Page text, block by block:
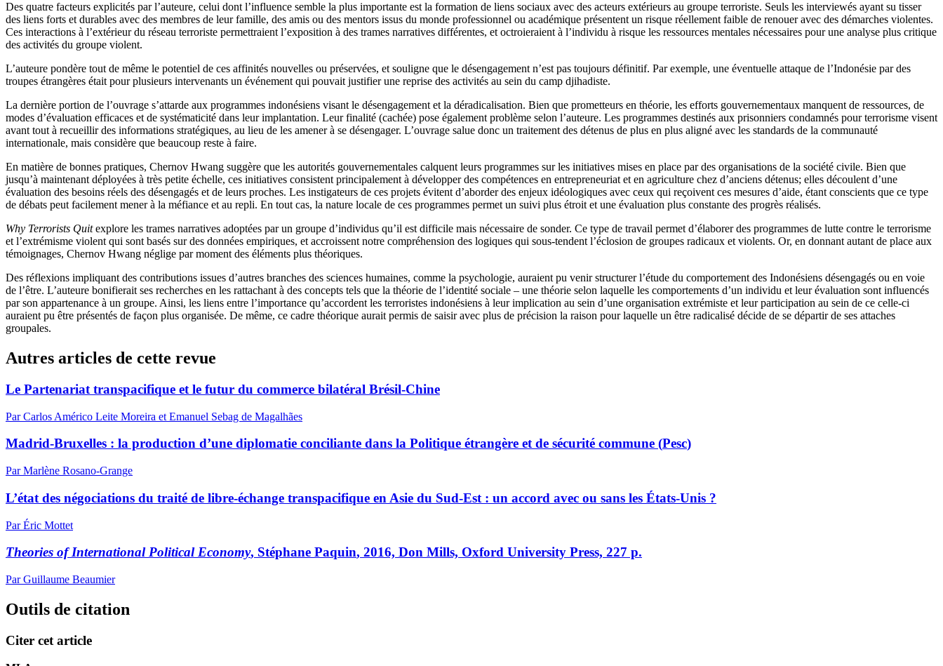
Des quatre facteurs explicités par l’auteure, celui dont l’influence semble la plus importante est la formation de liens sociaux avec des acteurs extérieurs au groupe terroriste. Seuls les interviewés ayant su tisser
des liens forts et durables avec des membres de leur famille, des amis ou des mentors issus du monde professionnel ou académique présentent un risque réellement faible de renouer avec des démarches violentes.
Ces interactions à l’extérieur du réseau terroriste permettraient l’exposition à des trames narratives différentes, et octroieraient à l’individu à risque les ressources mentales nécessaires pour une analyse plus critique
des activités du groupe violent.
L’auteure pondère tout de même le potentiel de ces affinités nouvelles ou préservées, et souligne que le désengagement n’est pas toujours définitif. Par exemple, une éventuelle attaque de l’Indonésie par des
troupes étrangères était pour plusieurs intervenants un événement qui pouvait justifier une reprise des activités au sein du camp djihadiste.
La dernière portion de l’ouvrage s’attarde aux programmes indonésiens visant le désengagement et la déradicalisation. Bien que prometteurs en théorie, les efforts gouvernementaux manquent de ressources, de
modes d’évaluation efficaces et de systématicité dans leur implantation. Leur finalité (cachée) pose également problème selon l’auteure. Les programmes destinés aux prisonniers condamnés pour terrorisme visent
avant tout à recueillir des informations stratégiques, au lieu de les amener à se désengager. L’ouvrage salue donc un traitement des détenus de plus en plus aligné avec les standards de la communauté
internationale, mais considère que beaucoup reste à faire.
En matière de bonnes pratiques, Chernov Hwang suggère que les autorités gouvernementales calquent leurs programmes sur les initiatives mises en place par des organisations de la société civile. Bien que
jusqu’à maintenant déployées à très petite échelle, ces initiatives consistent principalement à développer des compétences en entrepreneuriat et en agriculture chez d’anciens détenus; elles découlent d’une
évaluation des besoins réels des désengagés et de leurs proches. Les instigateurs de ces projets évitent d’aborder des enjeux idéologiques avec ceux qui reçoivent ces mesures d’aide, étant conscients que ce type
de débats peut facilement mener à la méfiance et au repli. En tout cas, la nature locale de ces programmes permet un suivi plus étroit et une évaluation plus constante des progrès réalisés.
Why Terrorists Quitexplore les trames narratives adoptées par un groupe d’individus qu’il est difficile mais nécessaire de sonder. Ce type de travail permet d’élaborer des programmes de lutte contre le terrorisme
et l’extrémisme violent qui sont basés sur des données empiriques, et accroissent notre compréhension des logiques qui sous-tendent l’éclosion de groupes radicaux et violents. Or, en donnant autant de place aux
témoignages, Chernov Hwang néglige par moment des éléments plus théoriques.
Des réflexions impliquant des contributions issues d’autres branches des sciences humaines, comme la psychologie, auraient pu venir structurer l’étude du comportement des Indonésiens désengagés ou en voie
de l’être. L’auteure bonifierait ses recherches en les rattachant à des concepts tels que la théorie de l’identité sociale – une théorie selon laquelle les comportements d’un individu et leur évaluation sont influencés
par son appartenance à un groupe. Ainsi, les liens entre l’importance qu’accordent les terroristes indonésiens à leur implication au sein d’une organisation extrémiste et leur participation au sein de ce celle-ci
auraient pu être présentés de façon plus organisée. De même, ce cadre théorique aurait permis de saisir avec plus de précision la raison pour laquelle un être radicalisé décide de se départir de ses attaches
groupales.
Autres articles de cette revue
Le Partenariat transpacifique et le futur du commerce bilatéral Brésil-Chine
Par Carlos Américo Leite Moreira et Emanuel Sebag de Magalhães
Madrid-Bruxelles : la production d’une diplomatie conciliante dans la Politique étrangère et de sécurité commune (Pesc)
Par Marlène Rosano-Grange
L’état des négociations du traité de libre-échange transpacifique en Asie du Sud-Est : un accord avec ou sans les États-Unis ?
Par Éric Mottet
Theories of International Political Economy, Stéphane Paquin, 2016, Don Mills, Oxford University Press, 227 p.
Par Guillaume Beaumier
Outils de citation
Citer cet article